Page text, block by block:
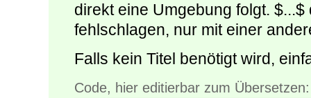
direkt eine Umgebung folgt.
fehlschlagen, nur mit einer
Falls kein Titel benötigt wird,
Code, hier editierbar zum Übersetzen: